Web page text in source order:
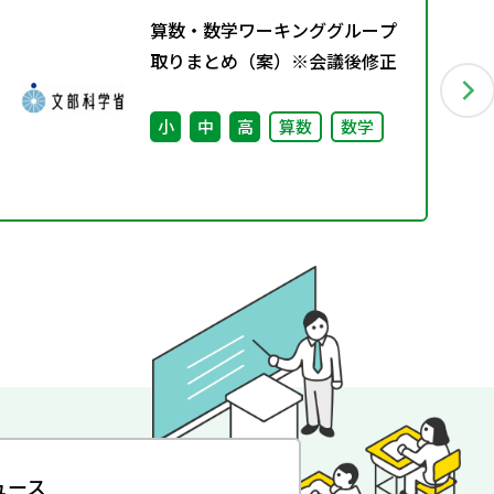
算数・数学ワーキンググループ
取りまとめ（案）※会議後修正
小 中 高 算数 数学
ス